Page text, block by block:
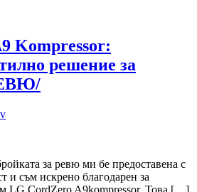
Kompressor:
решение за
за ревю ми бе предоставена с
и съм искрено благодарен за